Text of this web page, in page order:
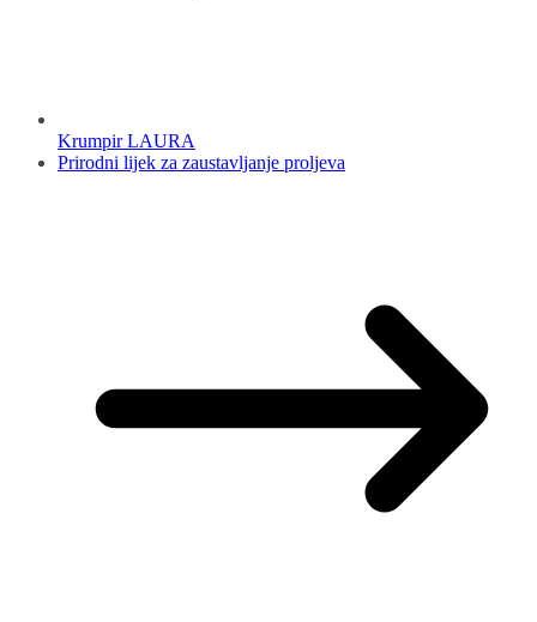
Krumpir LAURA
Prirodni lijek za zaustavljanje proljeva